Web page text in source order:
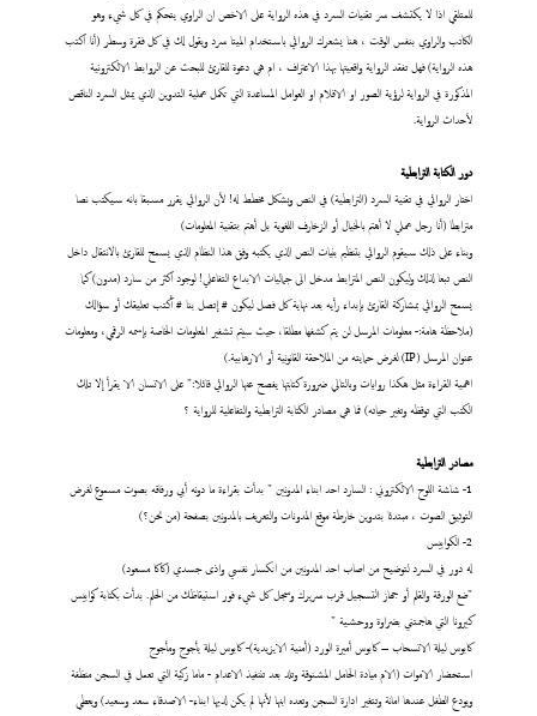
للمتلقي اذا لا يكتشف سر تقنيات السرد في هذه الرواية على الاخص ان الراوي يتحكم في كل شيء وهو
الكاتب والراوي بنفس الوقت ، هنا يشعرك الروائي باستخدام الميتا سرد ويقول لك في كل فقرة وسطر (أنا اكتب
هذه الرواية) فهل تفقد الرواية واقعيتها بهذا الاعتراف ، ام هي دعوة للقارئ للبحث عن الروابط الالكترونية
المذكورة في الرواية لرؤية الصور او الافلام او العوامل المساعدة التي تكمل عملية التدوين الذي يمثل السرد الناقص
لأحداث الرواية.
دور الكتابة الترابطية
اختار الروائي في تقنية السرد (الترابطية) في النص وبشكل مخطط له! لأن الروائي يقرر مسبقا بانه سيكتب نصا
مترابطا (أنا رجل عملي لا أهتم بالخيال أو الزخارف اللغوية بل أهتم بتقنية المعلومات)
وبناء على ذلك سيقوم الروائي بتنظيم بنيات النص الذي يكتبه وفق هذا النظام الذي يسمح للقارئ بالانتقال داخل
النص تبعا لذلك وليكون النص المترابط مدخل الى جماليات الابداع التفاعلي! لوجود اكثر من سارد (مدون) كما
يسمح الروائي بمشاركة القارئ بإبداء رأيه بعد نهاية كل فصل ليكون # إتصل بنا # أكتب تعليقك أو سؤالك
(ملاحظة هامة:- معلومات المرسل لن يتم كشفها مطلقا، حيث سيتم تشفير المعلومات الخاصة بإسمه الرقمي، ومعلومات
عنوان المرسل (IP) لغرض حمايته من الملاحقة القانونية أو الارهابية.)
اهمية القراءة مثل هكذا روايات وبالتالي ضرورة كتابتها يفصح عنها الروائي قائلا:" على الانسان الا يقرأ إلا تلك
الكتب التي توقظه وتغير حياته) فما هي مصادر الكتابة الترابطية والتفاعلية للرواية ؟
مصادر الترابطية
1- شاشة اللوح الالكتروني : السارد احد ابناء المدونين " بدأت بقراءة ما دونه أبي ورفاقه بصوت مسموع لغرض
التوثيق الصوت ، مبتدئا بتدوين خارطة موقع المدونات والتعريف بالمدونين بصفحة (من نحن؟)
2- الكوابيس
له دور في السرد لتوضيح من اصاب احد المدونين من انكسار نفسي واذى جسدي (كاكا مسعود)
"ضع الورقة والقلم أو جهاز التسجيل قرب سريرك وسجل كل شيء فور استيقاظك من الحلم. بدأت بكتابة كوابيس
كيرونا التي هاجمتني بضراوة ووحشية "
كابوس ليلة الانسحاب – كابوس أميرة الورد (أمنية الايزيدية)- كابوس ليلة يأجوج ومأجوج
استحضار الاموات (الام ميادة الحامل المشنوقة وتلد بعد تننفيذ الاعدام - ماما زكية التي تعمل في السجن منظفة
ويودع الطفل عندها امانة وتتغير ادارة السجن وتعده ابنها لأنها لم يكن لديها ابناء- الاصدقاء سعد وسعيد) ويعطي